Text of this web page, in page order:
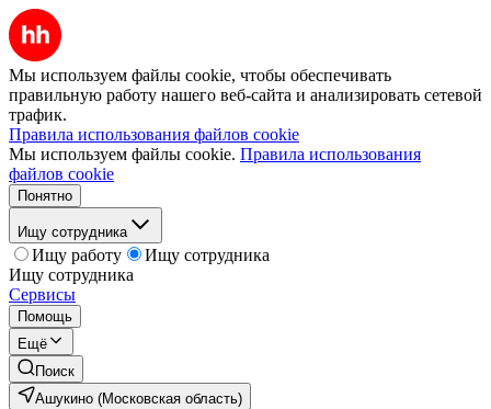
Мы используем файлы cookie, чтобы обеспечивать
правильную работу нашего веб-сайта и анализировать сетевой
трафик.
Правила использования файлов cookie
Мы используем файлы cookie. Правила использования
файлов cookie
Понятно
Ищу сотрудника
Ищу работу
Ищу сотрудника
Ищу сотрудника
Сервисы
Помощь
Ещё
Поиск
Ашукино (Московская область)